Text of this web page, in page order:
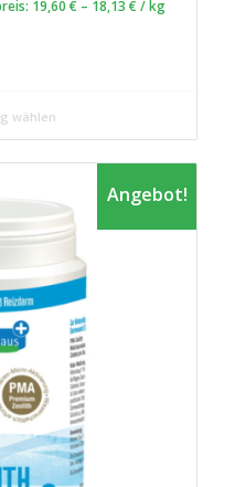
19,60 € – 18,13 € /kg
wählen
Angebot!